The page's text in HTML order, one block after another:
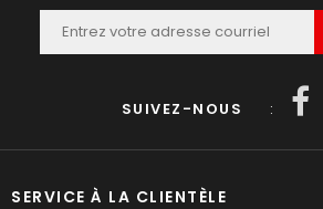
SUIVEZ-NOUS :
SERVICE À LA CLIENTÈLE